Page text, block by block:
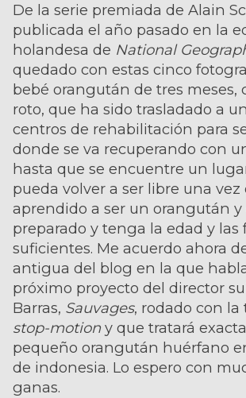
De la serie premiada de Alain
publicada el año pasado en la
holandesa de National
quedado con estas cinco
bebé orangután de tres meses,
roto, que ha sido trasladado a
centros de rehabilitación para
donde se va recuperando con
hasta que se encuentre un
pueda volver a ser libre una vez
aprendido a ser un orangután y
preparado y tenga la edad y las
suficientes. Me acuerdo ahora
antigua del blog en la que
próximo proyecto del director
Barras, Sauvages, rodado con la
stop-motion y que tratará
pequeño orangután huérfano
de indonesia. Lo espero con
ganas.